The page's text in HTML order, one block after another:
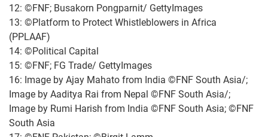
12: ©FNF; Busakorn Pongparnit/ GettyImages
13: ©Platform to Protect Whistleblowers in Africa
(PPLAAF)
14: ©Political Capital
15: ©FNF; FG Trade/ GettyImages
16: Image by Ajay Mahato from India ©FNF South Asia/;
Image by Aaditya Rai from Nepal ©FNF South Asia/;
Image by Rumi Harish from India ©FNF South Asia; ©FNF
South Asia